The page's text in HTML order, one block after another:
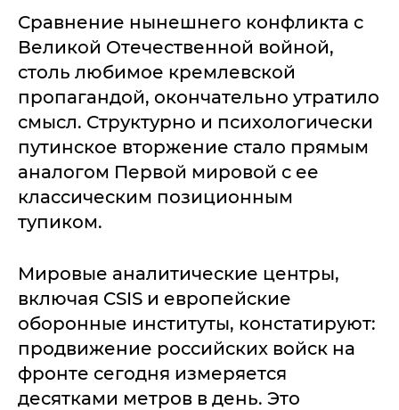
Сравнение нынешнего конфликта с
Великой Отечественной войной,
столь любимое кремлевской
пропагандой, окончательно утратило
смысл. Структурно и психологически
путинское вторжение стало прямым
аналогом Первой мировой с ее
классическим позиционным
тупиком.
Мировые аналитические центры,
включая CSIS и европейские
оборонные институты, констатируют:
продвижение российских войск на
фронте сегодня измеряется
десятками метров в день. Это